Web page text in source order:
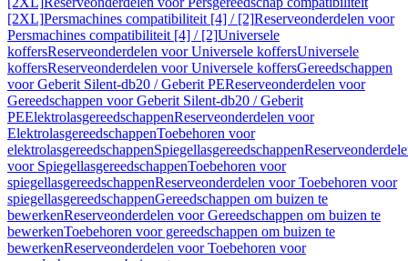
[2XL]Persmachines compatibiliteit [4] / [2]Reserveonderdelen voor
Persmachines compatibiliteit [4] / [2]Universele
koffersReserveonderdelen voor Universele koffersUniversele
koffersReserveonderdelen voor Universele koffersGereedschappen
voor Geberit Silent-db20 / Geberit PEReserveonderdelen voor
Gereedschappen voor Geberit Silent-db20 / Geberit
PEElektrolasgereedschappenReserveonderdelen voor
ElektrolasgereedschappenToebehoren voor
elektrolasgereedschappenSpiegellasgereedschappen
voor SpiegellasgereedschappenToebehoren voor
spiegellasgereedschappenReserveonderdelen voor Toebehoren voor
spiegellasgereedschappenGereedschappen om buizen te
bewerkenReserveonderdelen voor Gereedschappen om buizen te
bewerkenToebehoren voor gereedschappen om buizen te
bewerkenReserveonderdelen voor Toebehoren voor